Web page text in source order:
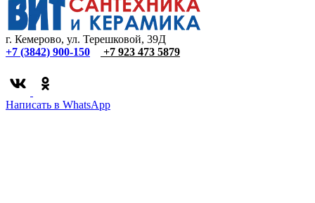
г. Кемерово, ул. Терешковой, 39Д
+7 (3842) 900-150
+7 923 473 5879
Написать в WhatsApp